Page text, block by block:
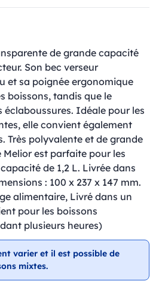
de grande capacité
Son bec verseur
et sa poignée ergonomique
boissons, tandis que le
éclaboussures. Idéale pour les
elle convient également
Très polyvalente et de grande
est parfaite pour les
de 1,2 L. Livrée dans
: 100 x 237 x 147 mm.
alimentaire, Livré dans un
pour les boissons
plusieurs heures)
varier et il est possible de
mixtes.